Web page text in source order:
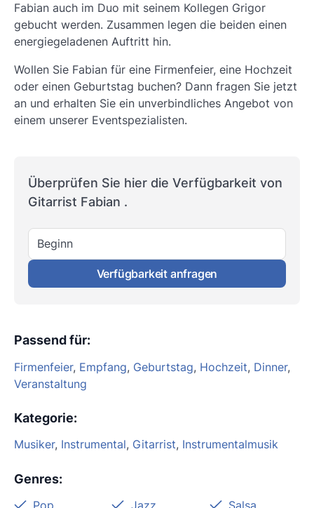
Fabian auch im Duo mit seinem Kollegen Grigor
gebucht werden. Zusammen legen die beiden einen
energiegeladenen Auftritt hin.
Wollen Sie Fabian für eine Firmenfeier, eine Hochzeit
oder einen Geburtstag buchen? Dann fragen Sie jetzt
an und erhalten Sie ein unverbindliches Angebot von
einem unserer Eventspezialisten.
Überprüfen Sie hier die Verfügbarkeit von
Gitarrist Fabian .
Beginn
Verfügbarkeit anfragen
Passend für:
Firmenfeier, Empfang, Geburtstag, Hochzeit, Dinner,
Veranstaltung
Kategorie:
Musiker, Instrumental, Gitarrist, Instrumentalmusik
Genres: